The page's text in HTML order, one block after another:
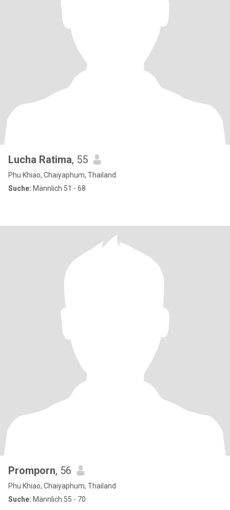
Lucha Ratima, 55
Phu Khiao, Chaiyaphum, Thailand
Suche: Männlich 51 - 68
Promporn, 56
Phu Khiao, Chaiyaphum, Thailand
Suche: Männlich 55 - 70